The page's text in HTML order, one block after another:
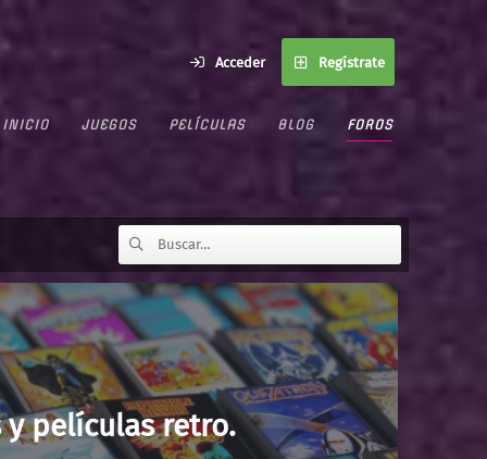
Acceder Regístrate
INICIO JUEGOS PELÍCULAS BLOG FOROS
y películas retro.